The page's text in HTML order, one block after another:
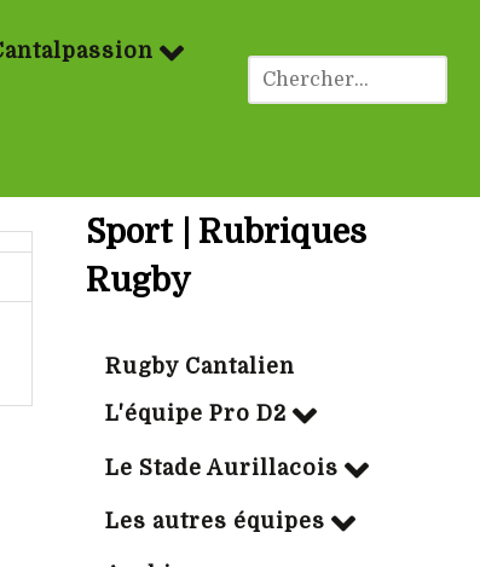
Sport | Rubriques
Rugby
Rugby Cantalien
L'équipe Pro D2
Le Stade Aurillacois
Les autres équipes